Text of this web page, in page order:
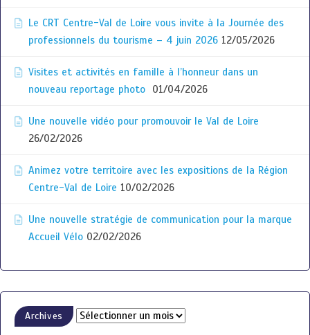
Le CRT Centre-Val de Loire vous invite à la Journée des
professionnels du tourisme – 4 juin 2026 12/05/2026
Visites et activités en famille à l’honneur dans un
nouveau reportage photo
01/04/2026
Une nouvelle vidéo pour promouvoir le Val de Loire
26/02/2026
Animez votre territoire avec les expositions de la Région
Centre-Val de Loire 10/02/2026
Une nouvelle stratégie de communication pour la marque
Accueil Vélo 02/02/2026
Archives